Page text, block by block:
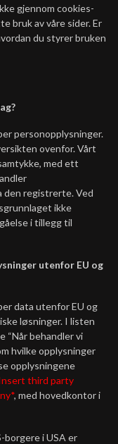
gjennom cookies-
bruk av våre sider. Er
du styrer bruken
personopplysninger.
ovenfor. Vårt
med ett
den registrerte. Ved
ikke
i tillegg til
utenfor EU og
data utenfor EU og
løsninger. I listen
“Når behandler vi
hvilke opplysninger
opplysningene
third party
, med hovedkontor i
borgere i USA er